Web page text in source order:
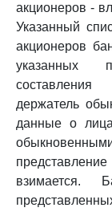
акционеров -
Указанный
акционеров
указанных
составления
держатель
данные о
взимается.